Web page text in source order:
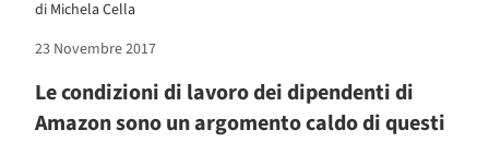
di Michela Cella
23 Novembre 2017
Le condizioni di lavoro dei dipendenti di
Amazon sono un argomento caldo di questi